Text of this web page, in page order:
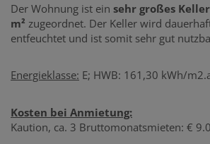
Der Wohnung ist ein sehr großes
m² zugeordnet. Der Keller wird
entfeuchtet und ist somit sehr gut
Energieklasse: E; HWB: 161,30 kWh/
Kosten bei Anmietung:
Kaution, ca. 3 Bruttomonatsmieten: €